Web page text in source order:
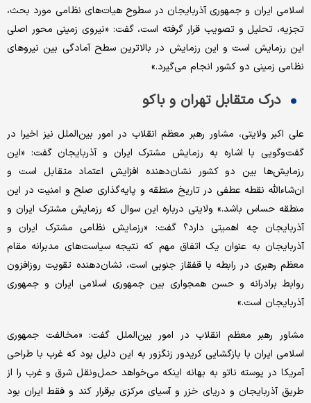
اسلامی ایران و جمهوری آذربایجان در سطوح هیات‌‌های نظامی مورد بحث،
تجزیه، تحلیل و تصویب قرار گرفته است، گفت: «نیروی زمینی محور اصلی
این رزمایش است و این رزمایش در بالاترین سطح آمادگی بین نیرو‌‌های
نظامی زمینی دو کشور انجام می‌گیرد.»
درک متقابل تهران و باکو
علی اکبر ولایتی، مشاور رهبر معظم انقلاب در امور بین‌الملل نیز اخیرا در
گفت‌وگویی با اشاره به رزمایش مشترک ایران و آذربایجان گفت: «این
رزمایش‌‌ها بین دو کشور نشان‌‌دهنده افزایش اعتماد متقابل است و
ان‌‌شاءالله نقطه عطفی در تاریخ منطقه و پایه‌‌گذاری صلح و امنیت در این
منطقه حساس باشد.» ولایتی درباره این سوال که رزمایش مشترک ایران و
آذربایجان چه اهمیتی دارد؟ گفت: «رزمایش نظامی مشترک ایران و
آذربایجان به عنوان یک اتفاق مهم که نتیجه سیاست‌های مدبرانه مقام
معظم رهبری در رابطه با قفقاز جنوبی است، نشان‌دهنده تقویت روزافزون
روابط برادرانه و حسن همجواری بین جمهوری اسلامی ایران و جمهوری
آذربایجان است.»
مشاور رهبر معظم انقلاب در امور بین‌الملل گفت: «مخالفت جمهوری
اسلامی ایران با بازگشایی کریدور زنگزور به این دلیل بود که غرب با طراحی
آمریکا در پوسته ناتو به بهانه اینکه می‌‌خواهد حمل‌ونقل شرق و غرب را از
طریق آذربایجان و دریای خزر و آسیای مرکزی برقرار کند و فقط ایران بود